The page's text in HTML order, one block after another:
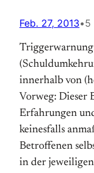
Feb. 27, 2013•5
innerhalb von
Vorweg: Dieser
Erfahrungen
keinesfalls
Betroffenen
in der